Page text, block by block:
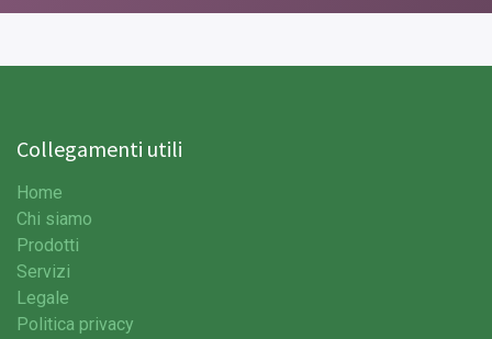
Collegamenti utili
Home
Chi siamo
Prodotti
Servizi
Legale
Politica privacy